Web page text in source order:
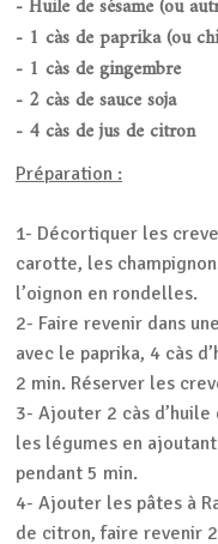
- Huile de sésame (ou
- 1 càs de paprika (ou
- 1 càs de gingembre
- 2 càs de sauce soja
- 4 càs de jus de citron
Préparation :
1- Décortiquer les
carotte, les
l’oignon en rondelles.
2- Faire revenir dans
avec le paprika, 4 càs
2 min. Réserver les
3- Ajouter 2 càs
les légumes en
pendant 5 min.
4- Ajouter les pâtes à
de citron, faire revenir